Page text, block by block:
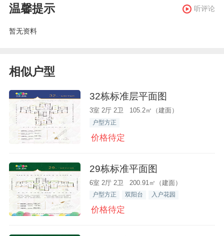
温馨提示 听评论
暂无资料
相似户型
32栋标准层平面图
3室 2厅 2卫 105.2㎡（建面）
户型方正
价格待定
29栋标准平面图
6室 2厅 2卫 200.91㎡（建面）
户型方正 双阳台 入户花园
价格待定